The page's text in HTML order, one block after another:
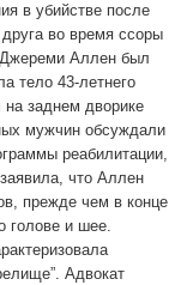
в убийстве после
во время ссоры
Джереми Аллен был
тело 43-летнего
на заднем дворике
мужчин обсуждали
реабилитации,
что Аллен
прежде чем в конце
голове и шее.
Адвокат